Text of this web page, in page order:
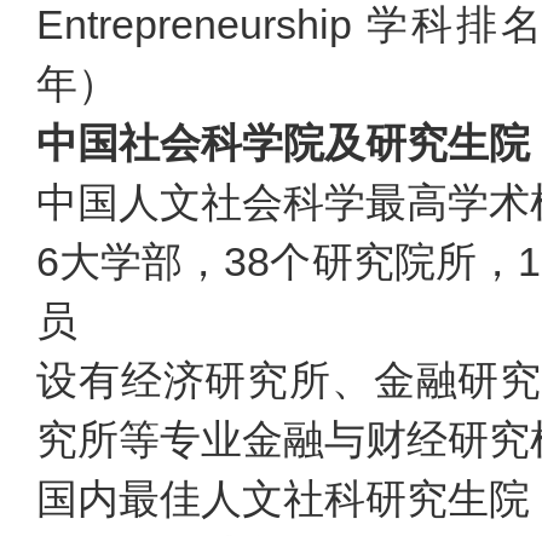
Entrepreneurship 学科排
年）
中国社会科学院及研究生院
中国人文社会科学最高学
6大学部，38个研究院所，
员
设有经济研究所、金融研
究所等专业金融与财经研究
国内最佳人文社科研究生